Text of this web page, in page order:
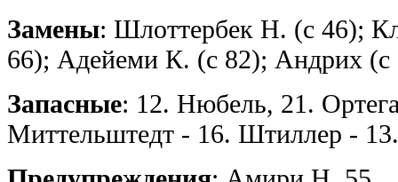
Замены: Шлоттербек Н. (с 46);
66); Адейеми К. (с 82); Андрих (с
Запасные: 12. Нюбель, 21.
Миттельштедт - 16. Штиллер -